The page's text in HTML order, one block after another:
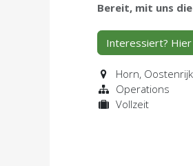
Bereit, mit uns
Interessiert?
Horn, Oostenrijk
Operations
Vollzeit